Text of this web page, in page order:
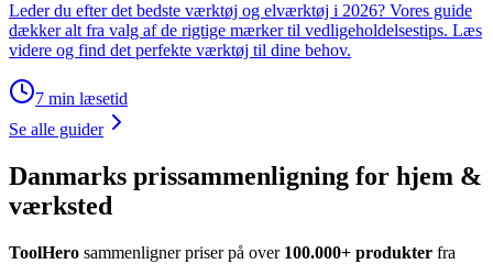
Leder du efter det bedste værktøj og elværktøj i 2026? Vores guide
dækker alt fra valg af de rigtige mærker til vedligeholdelsestips. Læs
videre og find det perfekte værktøj til dine behov.
7 min læsetid
Se alle guider
Danmarks prissammenligning for hjem &
værksted
ToolHero sammenligner priser på over 100.000+ produkter fra